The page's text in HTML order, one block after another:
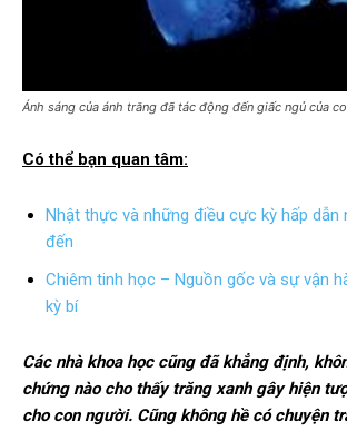
Ánh sáng của ánh trăng đã tác động đến giấc ngủ của
Có thể bạn quan tâm:
Nhật thực và những điều cực kỳ hấp dẫn
đến
Chiêm tinh học – Nguồn gốc và sự vận
kỳ bí
Các nhà khoa học cũng đã khẳng định,
chứng nào cho thấy trăng xanh gây hiện
cho con người. Cũng không hề có chuyện